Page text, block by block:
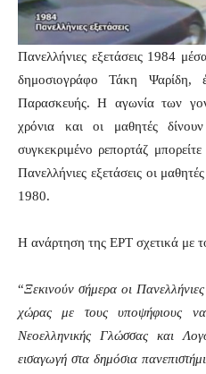
Πανελλήνιες εξετάσεις 1984
δημοσιογράφο Τάκη
Παρασκευής. Η αγωνία των
χρόνια και οι μαθητές
συγκεκριμένο ρεπορτάζ
Πανελλήνιες εξετάσεις οι
1980.
Η ανάρτηση της ΕΡΤ σχετικά με
“Ξεκινούν σήμερα οι
χώρας με τους υποψήφιους
Νεοελληνικής Γλώσσας και
εισαγωγή στα δημόσια